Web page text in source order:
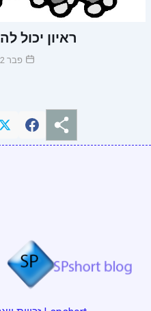
ראיון יכול
פבר 22, 2017